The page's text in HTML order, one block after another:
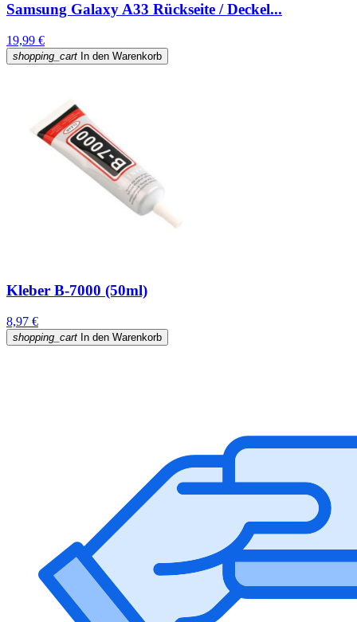
Samsung Galaxy A33 Rückseite / Deckel...
19,99 €
shopping_cart In den Warenkorb
Kleber B-7000 (50ml)
8,97 €
shopping_cart In den Warenkorb